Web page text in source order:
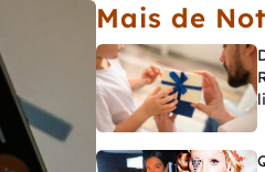
Mais de